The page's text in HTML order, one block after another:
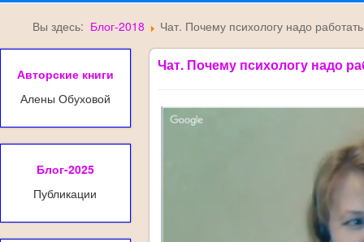
Вы здесь: Блог-2018 Чат. Почему психологу надо
Авторские книги
Алены Обуховой
Блог-2025
Публикации
Чат. Почему психологу надо